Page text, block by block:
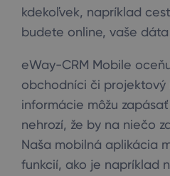
kdekoľvek, napríklad
budete online, vaše
eWay-CRM Mobile
obchodníci či projektový
informácie môžu
nehrozí, že by na niečo
Naša mobilná aplikácia
funkcií, ako je napríklad